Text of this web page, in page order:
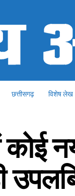
छत्तीसगढ़ विशेष लेख